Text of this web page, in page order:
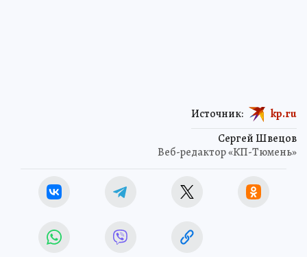
Сергей Швецов
Веб-редактор «КП-Тюмень»
Источник: kp.ru